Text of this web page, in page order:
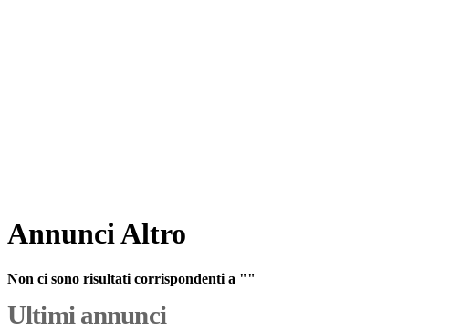
Annunci Altro
Non ci sono risultati corrispondenti a ""
Ultimi annunci